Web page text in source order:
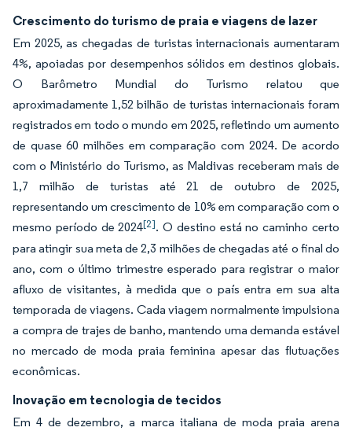
Crescimento do turismo de praia e viagens de lazer
Em 2025, as chegadas de turistas internacionais aumentaram
4%, apoiadas por desempenhos sólidos em destinos globais.
O Barômetro Mundial do Turismo relatou que
aproximadamente 1,52 bilhão de turistas internacionais foram
registrados em todo o mundo em 2025, refletindo um aumento
de quase 60 milhões em comparação com 2024. De acordo
com o Ministério do Turismo, as Maldivas receberam mais de
1,7 milhão de turistas até 21 de outubro de 2025,
representando um crescimento de 10% em comparação com o
mesmo período de 2024[2]. O destino está no caminho certo
para atingir sua meta de 2,3 milhões de chegadas até o final do
ano, com o último trimestre esperado para registrar o maior
afluxo de visitantes, à medida que o país entra em sua alta
temporada de viagens. Cada viagem normalmente impulsiona
a compra de trajes de banho, mantendo uma demanda estável
no mercado de moda praia feminina apesar das flutuações
econômicas.
Inovação em tecnologia de tecidos
Em 4 de dezembro, a marca italiana de moda praia arena